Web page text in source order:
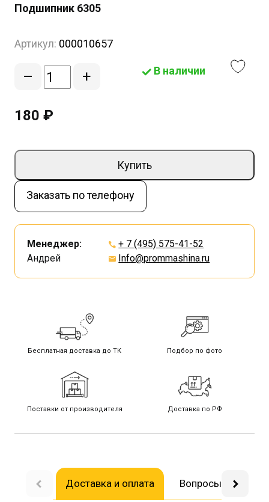
Подшипник 6305
Артикул: 000010657
– + В наличии
180 ₽
Купить
Заказать по телефону
Менеджер:
Андрей
+ 7 (495) 575-41-52
Info@prommashina.ru
Бесплатная доставка до ТК Подбор по фото
Поставки от производителя Доставка по РФ
Доставка и оплата Вопросы-ответы